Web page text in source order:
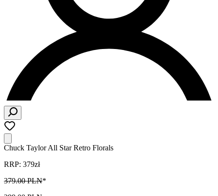
Chuck Taylor All Star Retro Florals
RRP: 379zł
379.00 PLN*